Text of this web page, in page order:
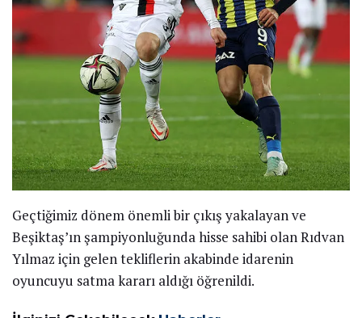
Geçtiğimiz dönem önemli bir çıkış yakalayan ve
Beşiktaş’ın şampiyonluğunda hisse sahibi olan Rıdvan
Yılmaz için gelen tekliflerin akabinde idarenin
oyuncuyu satma kararı aldığı öğrenildi.